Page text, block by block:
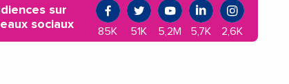
sur
sociaux
85K 51K 5,2M 5,7K 2,6K